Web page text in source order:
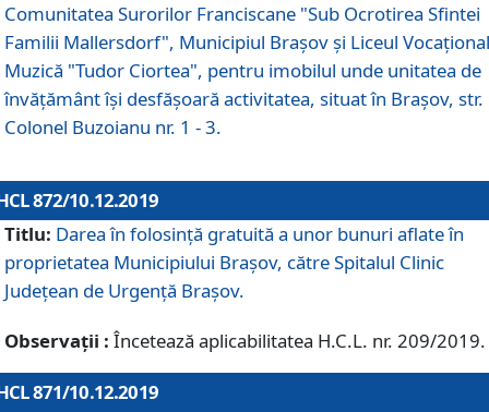
Comunitatea Surorilor Franciscane "Sub Ocrotirea Sfintei
Familii Mallersdorf", Municipiul Braşov şi Liceul
Muzică "Tudor Ciortea", pentru imobilul unde unitatea de
învățământ îşi desfăşoară activitatea, situat în Braşov, str.
Colonel Buzoianu nr. 1 - 3.
872/10.12.2019
Titlu: Darea în folosinţă gratuită a unor bunuri aflate în
proprietatea Municipiului Braşov, către Spitalul Clinic
Judeţean de Urgenţă Braşov.
Observații : Încetează aplicabilitatea H.C.L. nr. 209/2019.
871/10.12.2019